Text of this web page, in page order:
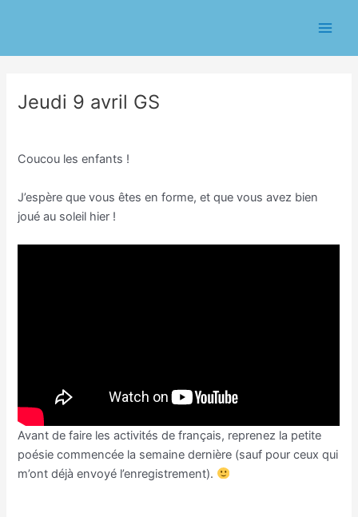
Jeudi 9 avril GS
Coucou les enfants !
J’espère que vous êtes en forme, et que vous avez bien
joué au soleil hier !
Avant de faire les activités de français, reprenez la petite
poésie commencée la semaine dernière (sauf pour ceux qui
m’ont déjà envoyé l’enregistrement).